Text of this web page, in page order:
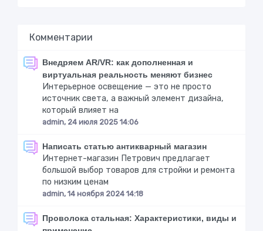
Комментарии
Внедряем AR/VR: как дополненная и
виртуальная реальность меняют бизнес
Интерьерное освещение — это не просто
источник света, а важный элемент дизайна,
который влияет на
admin, 24 июля 2025 14:06
Написать статью антикварный магазин
Интернет-магазин Петрович предлагает
большой выбор товаров для стройки и ремонта
по низким ценам
admin, 14 ноября 2024 14:18
Проволока стальная: Характеристики, виды и